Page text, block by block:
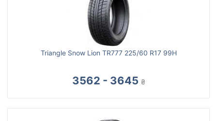
Triangle Snow Lion TR777 225/60 R17 99H
3562 - 3645 ₴